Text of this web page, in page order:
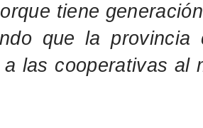
tiene
que la
las cooperativas al